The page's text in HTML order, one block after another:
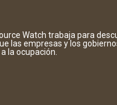
Watch trabaja para
las empresas y los
la ocupación.